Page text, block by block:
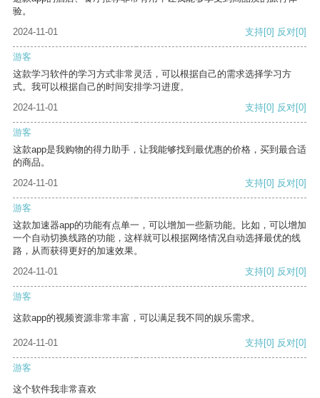
验。
2024-11-01
支持[0] 反对[0]
游客
这款学习软件的学习方式非常灵活，可以根据自己的需求选择学习方
式。我可以根据自己的时间安排学习进度。
2024-11-01
支持[0] 反对[0]
游客
这款app是我购物的得力助手，让我能够找到最优惠的价格，买到最合适
的商品。
2024-11-01
支持[0] 反对[0]
游客
这款加速器app的功能有点单一，可以增加一些新功能。比如，可以增加
一个自动切换线路的功能，这样就可以根据网络情况自动选择最优的线
路，从而获得更好的加速效果。
2024-11-01
支持[0] 反对[0]
游客
这款app的视频资源非常丰富，可以满足我不同的娱乐需求。
2024-11-01 支持[0] 反对[0]
游客
这个软件我非常喜欢